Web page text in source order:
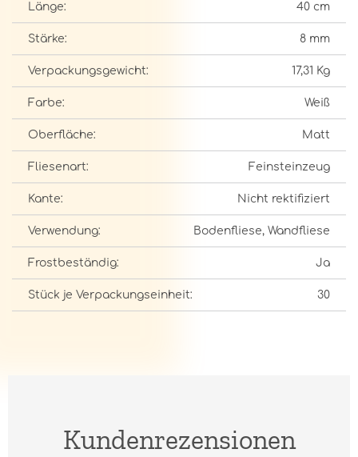
Länge: 40 cm
Stärke: 8 mm
Verpackungsgewicht: 17,31 Kg
Farbe: Weiß
Oberfläche: Matt
Fliesenart: Feinsteinzeug
Kante: Nicht rektifiziert
Verwendung: Bodenfliese, Wandfliese
Frostbeständig: Ja
Stück je Verpackungseinheit: 30
Kundenrezensionen